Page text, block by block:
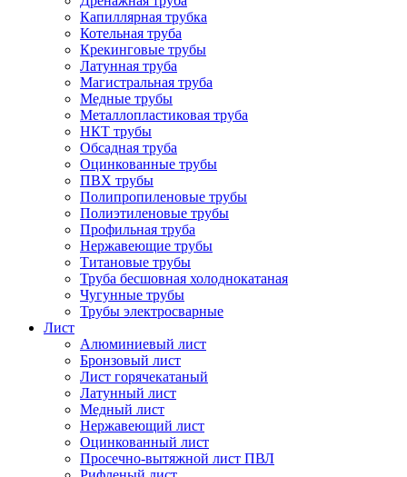
Капиллярная трубка
Котельная труба
Крекинговые трубы
Латунная труба
Магистральная труба
Медные трубы
Металлопластиковая труба
НКТ трубы
Обсадная труба
Оцинкованные трубы
ПВХ трубы
Полипропиленовые трубы
Полиэтиленовые трубы
Профильная труба
Нержавеющие трубы
Титановые трубы
Труба бесшовная холоднокатаная
Чугунные трубы
Трубы электросварные
Лист
Алюминиевый лист
Бронзовый лист
Лист горячекатаный
Латунный лист
Медный лист
Нержавеющий лист
Оцинкованный лист
Просечно-вытяжной лист ПВЛ